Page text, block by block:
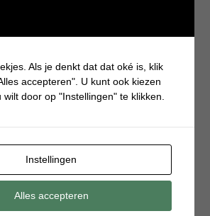
Als je denkt dat dat oké is, klik
accepteren". U kunt ook kiezen
wilt door op "Instellingen" te klikken.
Instellingen
Alles accepteren